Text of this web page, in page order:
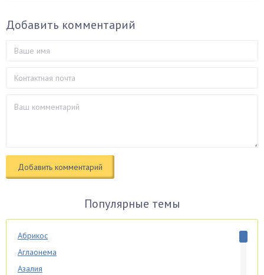
Добавить комментарий
Популярные темы
Абрикос
Аглаонема
Азалия